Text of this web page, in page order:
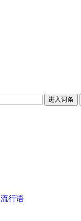
流行语